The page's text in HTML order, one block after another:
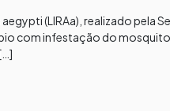
(LIRAa), realizado pela
com infestação do